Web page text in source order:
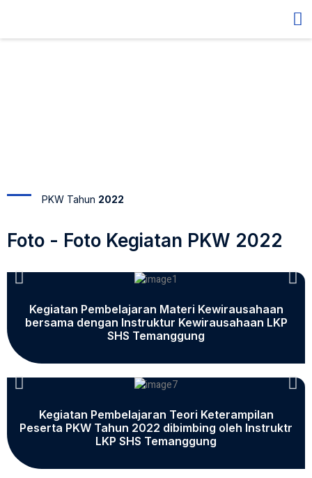
PKW Tahun 2022
Foto - Foto Kegiatan PKW 2022
Kegiatan Pembelajaran Materi Kewirausahaan
bersama dengan Instruktur Kewirausahaan LKP
SHS Temanggung
Kegiatan Pembelajaran Teori Keterampilan
Peserta PKW Tahun 2022 dibimbing oleh Instruktr
LKP SHS Temanggung